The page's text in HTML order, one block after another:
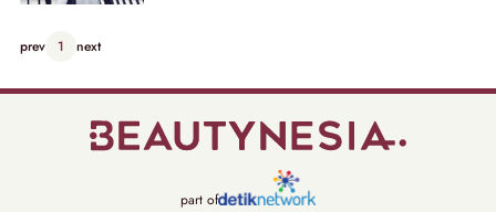
prev 1 next
part of